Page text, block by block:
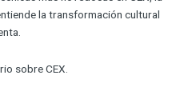
la transformación cultural
sobre CEX.